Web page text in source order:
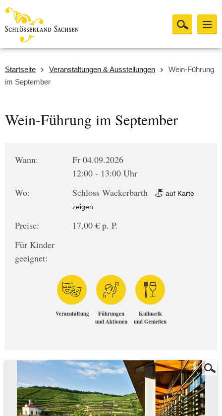
Startseite Veranstaltungen & Ausstellungen
Wein-Führung
im September
Wein-Führung im September
Wann:
Fr 04.09.2026
12:00 - 13:00 Uhr
Wo:
Schloss Wackerbarth
auf Karte
zeigen
Preise:
17,00 € p. P.
Für Kinder
geeignet:
Veranstaltung
Führungen
und Aktionen
Kulinarik
und Genießen